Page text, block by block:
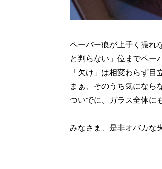
ペーパー痕が上手く撮れ
と判らない」位までペー
「欠け」は相変わらず目
まぁ、そのうち気になら
ついでに、ガラス全体に
みなさま、是非オバカな